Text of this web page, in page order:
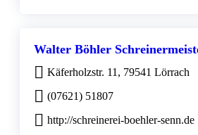
Walter Böhler
Käferholzstr. 11, 79541 Lörrach
(07621) 51807
http://schreinerei-boehler-senn.de